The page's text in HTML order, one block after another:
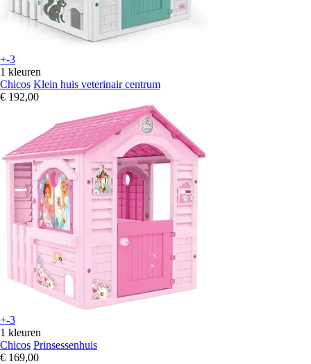
+-3
1 kleuren
Chicos Klein huis veterinair centrum
€ 192,00
+-3
1 kleuren
Chicos Prinsessenhuis
€ 169,00